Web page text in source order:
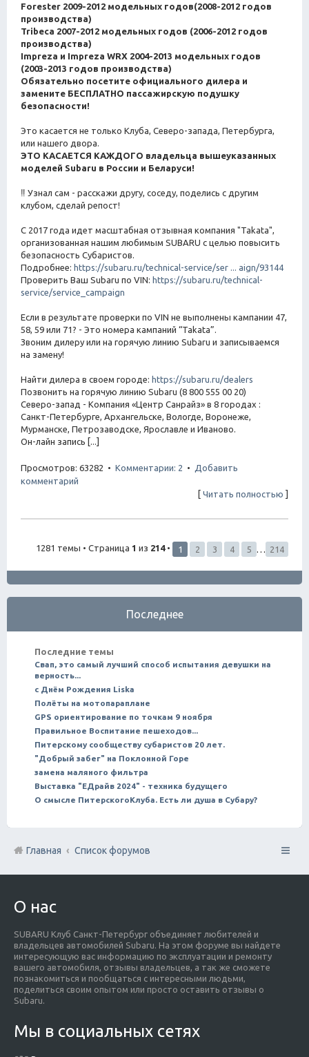
Forester 2009-2012 модельных годов(2008-2012 годов
производства)
Tribeca 2007-2012 модельных годов (2006-2012 годов
производства)
Impreza и Impreza WRX 2004-2013 модельных годов
(2003-2013 годов производства)
Обязательно посетите официального дилера и
замените БЕСПЛАТНО пассажирскую подушку
безопасности!
Это касается не только Клуба, Северо-запада, Петербурга,
или нашего двора.
ЭТО КАСАЕТСЯ КАЖДОГО владельца вышеуказанных
моделей Subaru в России и Беларуси!
‼ Узнал сам - расскажи другу, соседу, поделись с другим
клубом, сделай репост!
С 2017 года идет масштабная отзывная компания "Takata",
организованная нашим любимым SUBARU с целью повысить
безопасность Субаристов.
Подробнее: https://subaru.ru/technical-service/ser ... aign/93144
Проверить Ваш Subaru по VIN: https://subaru.ru/technical-
service/service_campaign
Если в результате проверки по VIN не выполнены кампании 47,
58, 59 или 71? - Это номера кампаний “Takata”.
Звоним дилеру или на горячую линию Subaru и записываемся
на замену!
Найти дилера в своем городе: https://subaru.ru/dealers
Позвонить на горячую линию Subaru (8 800 555 00 20)
Северо-запад - Компания «Центр Санрайз» в 8 городах :
Санкт-Петербурге, Архангельске, Вологде, Воронеже,
Мурманске, Петрозаводске, Ярославле и Иваново.
Он-лайн запись [...]
Просмотров: 63282 • Комментарии: 2 •
Добавить
комментарий
[ Читать полностью ]
1281 темы • Страница 1 из 214• 1 2 3 4 5 214
Последнее
Последние темы
Свап, это самый лучший способ испытания девушки на
верность...
с Днём Рождения Liska
Полёты на мотопараплане
GPS ориентирование по точкам 9 ноября
Правильное Воспитание пешеходов...
Питерскому сообществу субаристов 20 лет.
"Добрый забег" на Поклонной Горе
замена маляного фильтра
Выставка "ЕДрайв 2024" - техника будущего
О смысле ПитерскогоКлуба. Есть ли душа в Субару?
Главная Список форумов
О нас
SUBARU Клуб Санкт-Петербург объединяет любителей и
владельцев автомобилей Subaru. На этом форуме вы найдете
интересующую вас информацию по эксплуатации и ремонту
вашего автомобиля, отзывы владельцев, а так же сможете
познакомиться и пообщаться с интересными людьми,
поделиться своим опытом или просто оставить отзывы о
Subaru.
Мы в социальных сетях